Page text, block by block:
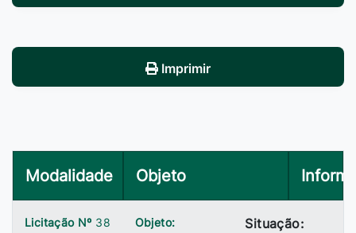
Imprimir
Modalidade Objeto
Licitação Nº 38
Objeto:
Situação: